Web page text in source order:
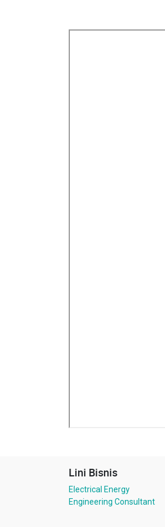
Lini Bisnis
Electrical Energy
Engineering Consultant